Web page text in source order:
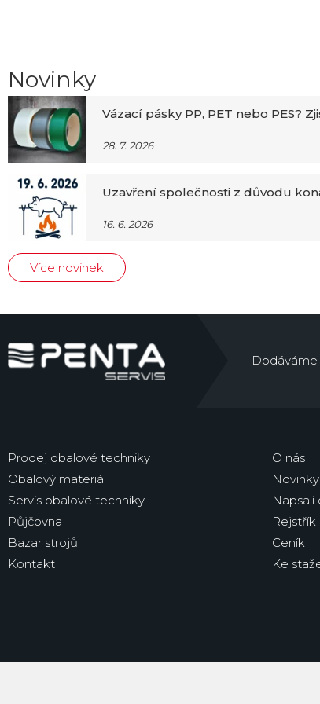
Novinky
Vázací pásky PP, PET nebo PES?
28. 7. 2026
Uzavření společnosti z důvodu
16. 6. 2026
Více novinek
Dodáváme
Prodej obalové techniky
Obalový materiál
Servis obalové techniky
Půjčovna
Bazar strojů
Kontakt
O nás
Novinky
Napsali
Ceník
Ke